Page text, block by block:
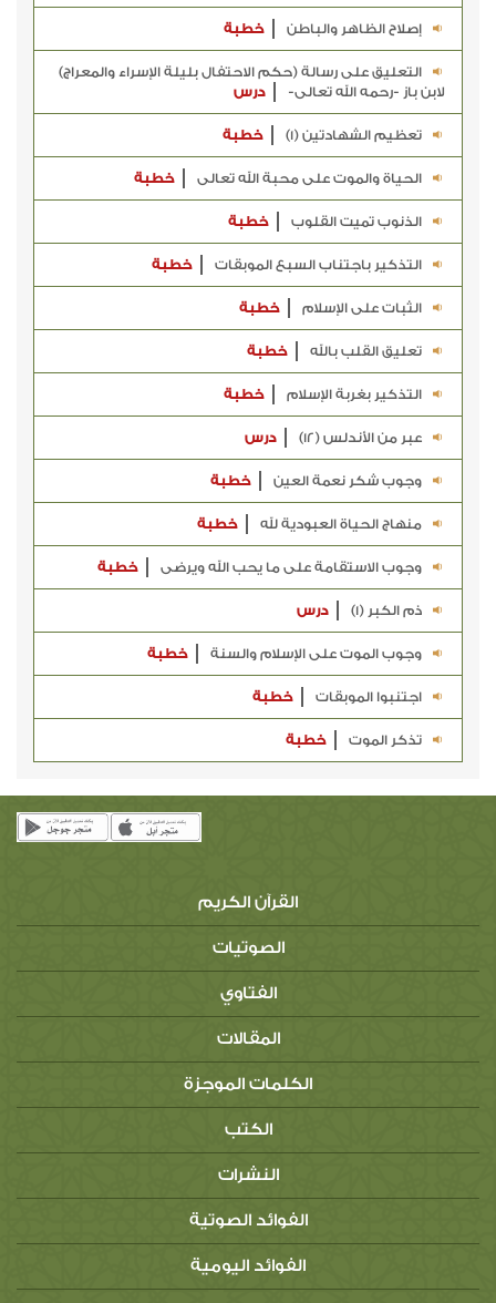
إصلاح الظاهر والباطن خطبة
التعليق على رسالة (حكم الاحتفال بليلة الإسراء والمعراج)
لابن باز -رحمه الله تعالى-
درس
تعظيم الشهادتين (1) خطبة
الحياة والموت على محبة الله تعالى خطبة
الذنوب تميت القلوب خطبة
التذكير باجتناب السبع الموبقات خطبة
الثبات على الإسلام خطبة
تعليق القلب بالله خطبة
التذكير بغربة الإسلام خطبة
عبر من الأندلس (12) درس
وجوب شكر نعمة العين خطبة
منهاج الحياة العبودية لله خطبة
وجوب الاستقامة على ما يحب الله ويرضى خطبة
ذم الكبر (1) درس
وجوب الموت على الإسلام والسنة خطبة
اجتنبوا الموبقات خطبة
تذكر الموت خطبة
القرآن الكريم
الصوتيات
الفتاوي
المقالات
الكلمات الموجزة
الكتب
النشرات
الفوائد الصوتية
الفوائد اليومية